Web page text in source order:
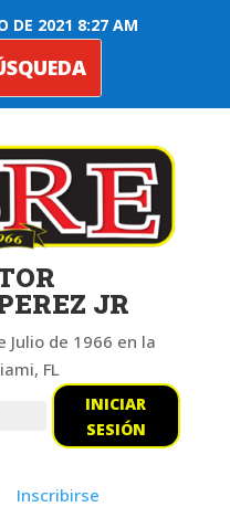
DE 2021 8:27 AM
JR
Julio de 1966 en la
FL
INICIAR
SESIÓN
Inscribirse